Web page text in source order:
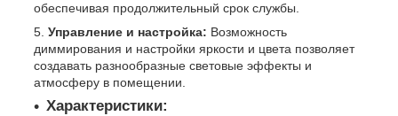
обеспечивая продолжительный срок службы.
Управление и настройка: Возможность
диммирования и настройки яркости и цвета позволяет
создавать разнообразные световые эффекты и
атмосферу в помещении.
Характеристики: